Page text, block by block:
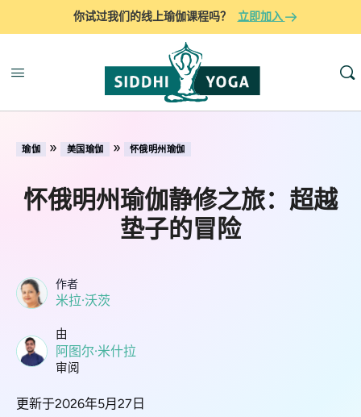
你试过我们的线上瑜伽课程吗？ 立即加入
瑜伽 » 美国瑜伽 » 怀俄明州瑜伽
怀俄明州瑜伽静修之旅：超越
垫子的冒险
作者
米拉·沃茨
由
阿图尔·米什拉
审阅
更新于2026年5月27日